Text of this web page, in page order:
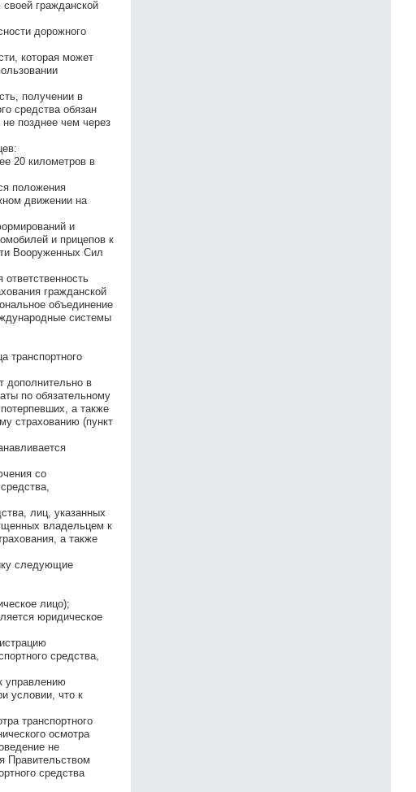
гражданской
дорожного
которая может
получении в
средства обязан
не позднее чем через
20 километров в
положения
движении на
и
и прицепов к
Вооруженных Сил
гражданской
объединение
системы
транспортного
дополнительно в
по обязательному
а также
страхованию (пункт
со
лиц, указанных
владельцем к
а также
следующие
лицо);
юридическое
средства,
управлению
условии, что к
транспортного
осмотра
не
Правительством
средства